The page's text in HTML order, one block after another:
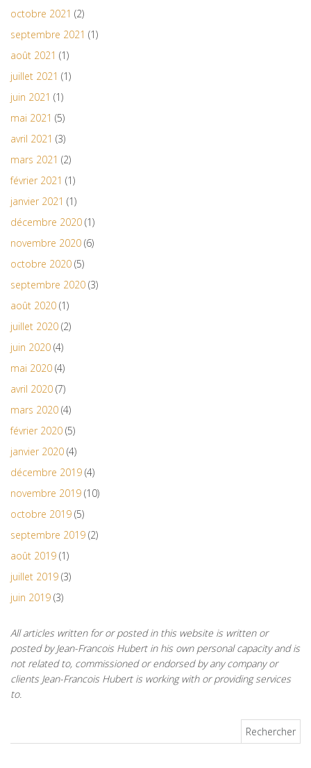
octobre 2021 (2)
septembre 2021 (1)
août 2021 (1)
juillet 2021 (1)
juin 2021 (1)
mai 2021 (5)
avril 2021 (3)
mars 2021 (2)
février 2021 (1)
janvier 2021 (1)
décembre 2020 (1)
novembre 2020 (6)
octobre 2020 (5)
septembre 2020 (3)
août 2020 (1)
juillet 2020 (2)
juin 2020 (4)
mai 2020 (4)
avril 2020 (7)
mars 2020 (4)
février 2020 (5)
janvier 2020 (4)
décembre 2019 (4)
novembre 2019 (10)
octobre 2019 (5)
septembre 2019 (2)
août 2019 (1)
juillet 2019 (3)
juin 2019 (3)
All articles written for or posted in this website is written or
posted by Jean-Francois Hubert in his own personal capacity and is
not related to, commissioned or endorsed by any company or
clients Jean-Francois Hubert is working with or providing services
to.